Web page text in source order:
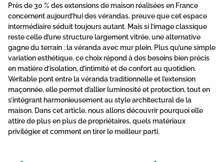
Près de30 % des extensions de maison réalisées en France
concernent aujourd’hui des vérandas, preuve que cet espace
intermédiaire séduit toujours autant. Mais si l’image classique
reste celle d’une structure largement vitrée, une alternative
gagne du terrain : lavéranda avec mur plein. Plus qu’une simple
variation esthétique, ce choix répond à des besoins bien précis
en matière d’isolation, d’intimité et de confort au quotidien.
Véritable pont entre la véranda traditionnelle et l’extension
maçonnée, elle permet d’allier luminosité et protection, tout en
s’intégrant harmonieusement au style architectural de la
maison. Dans cet article, nous allons découvrir pourquoi elle
attire de plus en plus de propriétaires, quels matériaux
privilégier et comment en tirer le meilleur parti.